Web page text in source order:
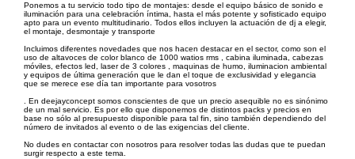
Ponemos a tu servicio todo tipo de montajes: desde el equipo básico de sonido e
iluminación para una celebración íntima, hasta el más potente y sofisticado equipo
apto para un evento multitudinario. Todos ellos incluyen la actuación de dj a elegir,
el montaje, desmontaje y transporte
Incluimos diferentes novedades que nos hacen destacar en el sector, como son el
uso de altavoces de color blanco de 1000 watios rms , cabina iluminada, cabezas
móviles, efectos led, laser de 3 colores , maquinas de humo, iluminacion ambiental
y equipos de última generación que le dan el toque de exclusividad y elegancia
que se merece ese día tan importante para vosotros
. En deejayconcept somos conscientes de que un precio asequible no es sinónimo
de un mal servicio. Es por ello que disponemos de distintos packs y precios en
base no sólo al presupuesto disponible para tal fin, sino también dependiendo del
número de invitados al evento o de las exigencias del cliente.
No dudes en contactar con nosotros para resolver todas las dudas que te puedan
surgir respecto a este tema.